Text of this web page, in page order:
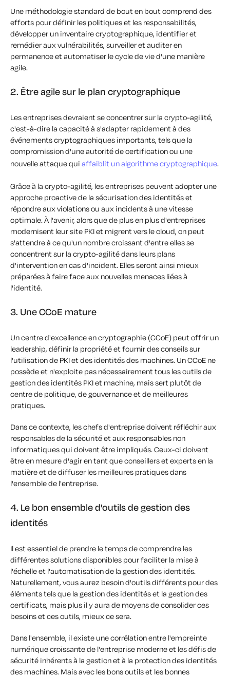
Une méthodologie standard de bout en bout comprend des
efforts pour définir les politiques et les responsabilités,
développer un inventaire cryptographique, identifier et
remédier aux vulnérabilités, surveiller et auditer en
permanence et automatiser le cycle de vie d'une manière
agile.
2. Être agile sur le plan cryptographique
Les entreprises devraient se concentrer sur la crypto-agilité,
c'est-à-dire la capacité à s'adapter rapidement à des
événements cryptographiques importants, tels que la
compromission d'une autorité de certification ou une
nouvelle attaque qui affaiblit un algorithme cryptographique.
Grâce à la crypto-agilité, les entreprises peuvent adopter une
approche proactive de la sécurisation des identités et
répondre aux violations ou aux incidents à une vitesse
optimale. À l'avenir, alors que de plus en plus d'entreprises
modernisent leur site PKI et migrent vers le cloud, on peut
s'attendre à ce qu'un nombre croissant d'entre elles se
concentrent sur la crypto-agilité dans leurs plans
d'intervention en cas d'incident. Elles seront ainsi mieux
préparées à faire face aux nouvelles menaces liées à
l'identité.
3. Une CCoE mature
Un centre d'excellence en cryptographie (CCoE) peut offrir un
leadership, définir la propriété et fournir des conseils sur
l'utilisation de PKI et des identités des machines. Un CCoE ne
possède et n'exploite pas nécessairement tous les outils de
gestion des identités PKI et machine, mais sert plutôt de
centre de politique, de gouvernance et de meilleures
pratiques.
Dans ce contexte, les chefs d'entreprise doivent réfléchir aux
responsables de la sécurité et aux responsables non
informatiques qui doivent être impliqués. Ceux-ci doivent
être en mesure d'agir en tant que conseillers et experts en la
matière et de diffuser les meilleures pratiques dans
l'ensemble de l'entreprise.
4. Le bon ensemble d'outils de gestion des
identités
Il est essentiel de prendre le temps de comprendre les
différentes solutions disponibles pour faciliter la mise à
l'échelle et l'automatisation de la gestion des identités.
Naturellement, vous aurez besoin d'outils différents pour des
éléments tels que la gestion des identités et la gestion des
certificats, mais plus il y aura de moyens de consolider ces
besoins et ces outils, mieux ce sera.
Dans l'ensemble, il existe une corrélation entre l'empreinte
numérique croissante de l'entreprise moderne et les défis de
sécurité inhérents à la gestion et à la protection des identités
des machines. Mais avec les bons outils et les bonnes